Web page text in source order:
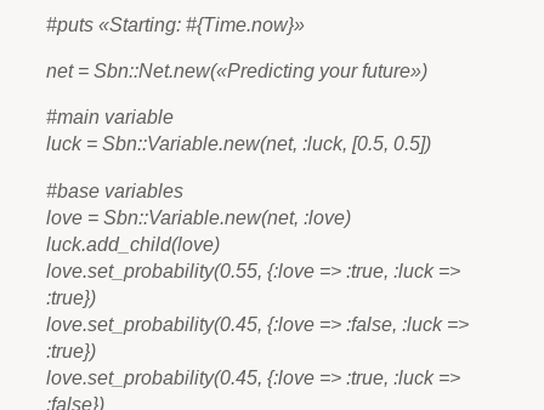
#puts «Starting: #{Time.now}»
net = Sbn::Net.new(«Predicting your future»)
#main variable
luck = Sbn::Variable.new(net, :luck, [0.5, 0.5])
#base variables
love = Sbn::Variable.new(net, :love)
luck.add_child(love)
love.set_probability(0.55, {:love => :true, :luck =>
:true})
love.set_probability(0.45, {:love => :false, :luck =>
:true})
love.set_probability(0.45, {:love => :true, :luck =>
:false})